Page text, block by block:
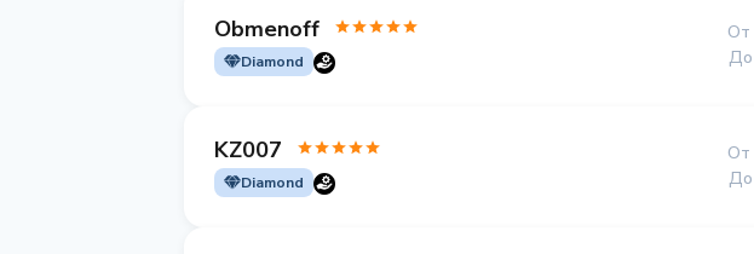
Obmenoff
Diamond
От
До
KZ007
Diamond
От
До